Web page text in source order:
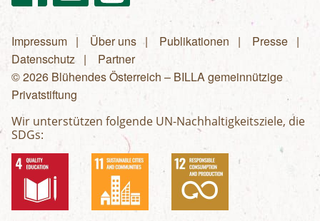
Fußzeilenmenü
Impressum Über uns Publikationen
Presse
Datenschutz
Partner
© 2026 Blühendes Österreich – BILLA gemeinnützige
Privatstiftung
Wir unterstützen folgende UN-Nachhaltigkeitsziele, die
SDGs: